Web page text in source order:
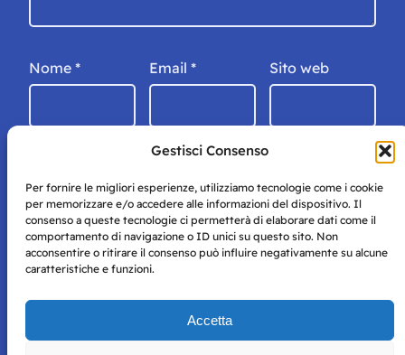
Gestisci Consenso
Per fornire le migliori esperienze, utilizziamo tecnologie come i cookie
per memorizzare e/o accedere alle informazioni del dispositivo. Il
consenso a queste tecnologie ci permetterà di elaborare dati come il
comportamento di navigazione o ID unici su questo sito. Non
acconsentire o ritirare il consenso può influire negativamente su alcune
caratteristiche e funzioni.
Accetta
Nome * Email * Sito web
Storie di Napoli è una testata registrata presso il tribunale di